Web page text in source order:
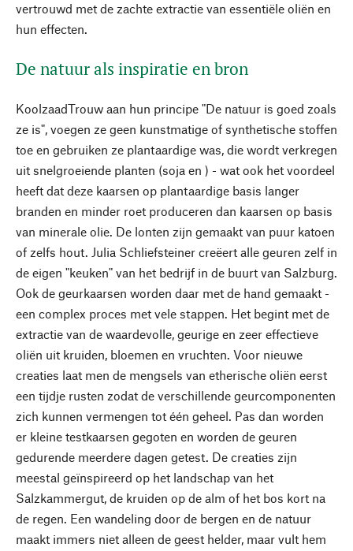
vertrouwd met de zachte extractie van essentiële oliën en
hun effecten.
De natuur als inspiratie en bron
KoolzaadTrouw aan hun principe "De natuur is goed zoals
ze is", voegen ze geen kunstmatige of synthetische stoffen
toe en gebruiken ze plantaardige was, die wordt verkregen
uit snelgroeiende planten (soja en ) - wat ook het voordeel
heeft dat deze kaarsen op plantaardige basis langer
branden en minder roet produceren dan kaarsen op basis
van minerale olie. De lonten zijn gemaakt van puur katoen
of zelfs hout. Julia Schliefsteiner creëert alle geuren zelf in
de eigen "keuken" van het bedrijf in de buurt van Salzburg.
Ook de geurkaarsen worden daar met de hand gemaakt -
een complex proces met vele stappen. Het begint met de
extractie van de waardevolle, geurige en zeer effectieve
oliën uit kruiden, bloemen en vruchten. Voor nieuwe
creaties laat men de mengsels van etherische oliën eerst
een tijdje rusten zodat de verschillende geurcomponenten
zich kunnen vermengen tot één geheel. Pas dan worden
er kleine testkaarsen gegoten en worden de geuren
gedurende meerdere dagen getest. De creaties zijn
meestal geïnspireerd op het landschap van het
Salzkammergut, de kruiden op de alm of het bos kort na
de regen. Een wandeling door de bergen en de natuur
maakt immers niet alleen de geest helder, maar vult hem